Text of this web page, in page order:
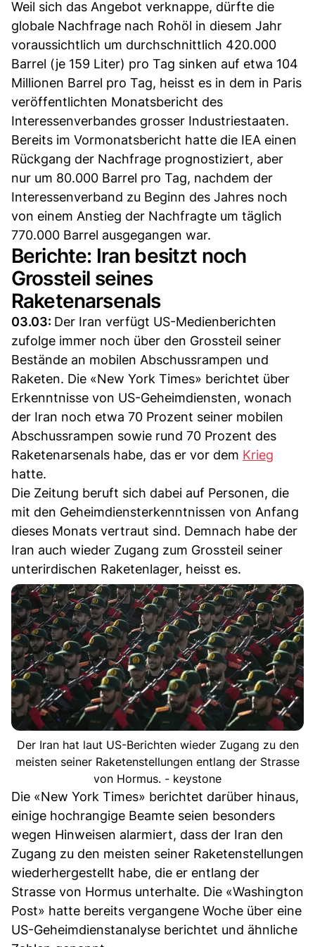
Weil sich das Angebot verknappe, dürfte die
globale Nachfrage nach Rohöl in diesem Jahr
voraussichtlich um durchschnittlich 420.000
Barrel (je 159 Liter) pro Tag sinken auf etwa 104
Millionen Barrel pro Tag, heisst es in dem in Paris
veröffentlichten Monatsbericht des
Interessenverbandes grosser Industriestaaten.
Bereits im Vormonatsbericht hatte die IEA einen
Rückgang der Nachfrage prognostiziert, aber
nur um 80.000 Barrel pro Tag, nachdem der
Interessenverband zu Beginn des Jahres noch
von einem Anstieg der Nachfragte um täglich
770.000 Barrel ausgegangen war.
Berichte: Iran besitzt noch
Grossteil seines
Raketenarsenals
03.03: Der Iran verfügt US-Medienberichten
zufolge immer noch über den Grossteil seiner
Bestände an mobilen Abschussrampen und
Raketen. Die «New York Times» berichtet über
Erkenntnisse von US-Geheimdiensten, wonach
der Iran noch etwa 70 Prozent seiner mobilen
Abschussrampen sowie rund 70 Prozent des
Raketenarsenals habe, das er vor dem Krieg
hatte.
Die Zeitung beruft sich dabei auf Personen, die
mit den Geheimdiensterkenntnissen von Anfang
dieses Monats vertraut sind. Demnach habe der
Iran auch wieder Zugang zum Grossteil seiner
unterirdischen Raketenlager, heisst es.
Der Iran hat laut US-Berichten wieder Zugang zu den
meisten seiner Raketenstellungen entlang der Strasse
von Hormus. - keystone
Die «New York Times» berichtet darüber hinaus,
einige hochrangige Beamte seien besonders
wegen Hinweisen alarmiert, dass der Iran den
Zugang zu den meisten seiner Raketenstellungen
wiederhergestellt habe, die er entlang der
Strasse von Hormus unterhalte. Die «Washington
Post» hatte bereits vergangene Woche über eine
US-Geheimdienstanalyse berichtet und ähnliche